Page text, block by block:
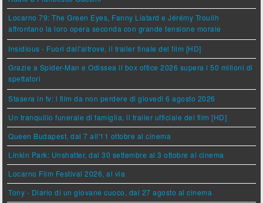
Locarno 79: The Green Eyes, Fanny Liatard e Jérémy Trouilh
affrontano la loro opera seconda con grande tensione morale
Insidious - Fuori dall'altrove, il trailer finale del film [HD]
Grazie a Spider-Man e Odissea il box office 2026 supera i 50 milioni di
spettatori
Stasera in tv: i film da non perdere di giovedì 6 agosto 2026
Un tranquillo funerale di famiglia, il trailer ufficiale del film [HD]
Queen Budapest, dal 7 all'11 ottobre al cinema
Linkin Park: Unshatter, dal 30 settembre al 3 ottobre al cinema
Locarno Film Festival 2026, al via
Tony - Diario di un giovane cuoco, dal 27 agosto al cinema